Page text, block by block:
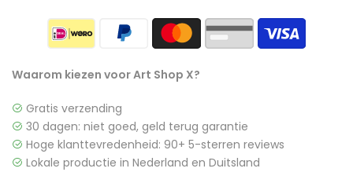
Waarom kiezen voor Art Shop X?
Gratis verzending
30 dagen: niet goed, geld terug garantie
Hoge klanttevredenheid: 90+ 5-sterren reviews
Lokale productie in Nederland en Duitsland